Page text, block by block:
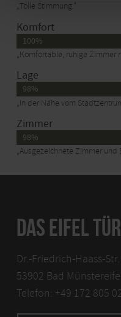
„Tolle Stimmung.“
Komfort
100%
„Komfortable, ruhige Zimmer
Lage
98%
„In der Nähe vom
Zimmer
98%
„Ausgezeichnete Zimmer und
DAS EIFEL
Dr.-Friedrich-Haass-
53902 Bad
Telefon: +49 172 805